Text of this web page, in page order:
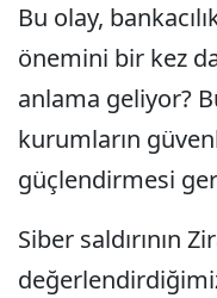
Bu olay,
önemini bir kez
anlama geliyor?
kurumların
güçlendirmesi
Siber saldırının